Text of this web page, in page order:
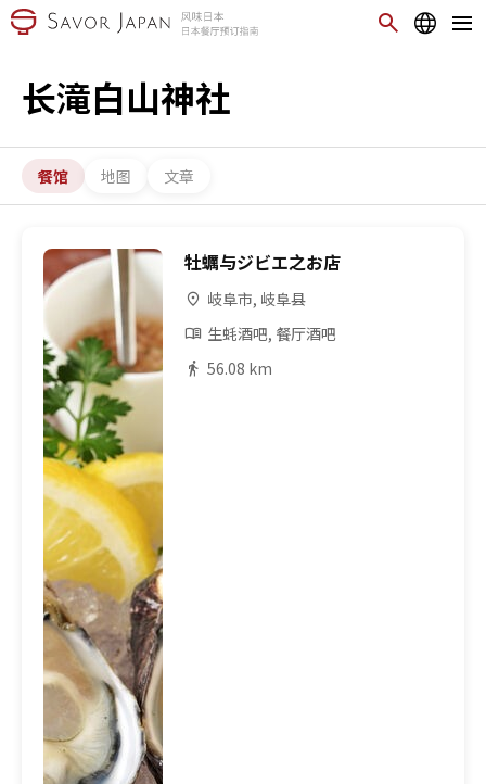
长滝白山神社
餐馆 地图 文章
牡蠣与ジビエ之お店
岐阜市, 岐阜县
生蚝酒吧, 餐厅酒吧
56.08 km